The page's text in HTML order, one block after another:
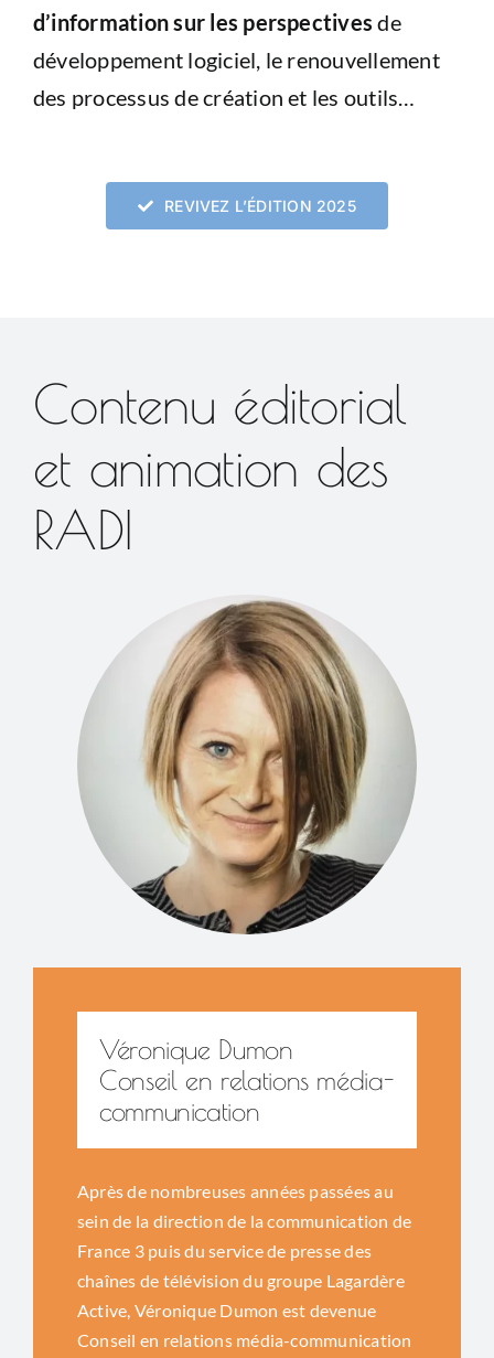
d’information sur les perspectives de
développement logiciel, le renouvellement
des processus de création et les outils…
REVIVEZ L’ÉDITION 2025
Contenu éditorial
et animation des
RADI
Véronique Dumon
Conseil en relations média-
communication
Après de nombreuses années passées au
sein de la direction de la communication de
France 3 puis du service de presse des
chaînes de télévision du groupe Lagardère
Active, Véronique Dumon est devenue
Conseil en relations média-communication